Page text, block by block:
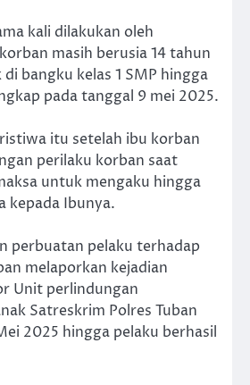
kali dilakukan oleh
masih berusia 14 tahun
bangku kelas 1 SMP hingga
pada tanggal 9 mei 2025.
itu setelah ibu korban
perilaku korban saat
untuk mengaku hingga
kepada Ibunya.
perbuatan pelaku terhadap
melaporkan kejadian
Unit perlindungan
Satreskrim Polres Tuban
2025 hingga pelaku berhasil